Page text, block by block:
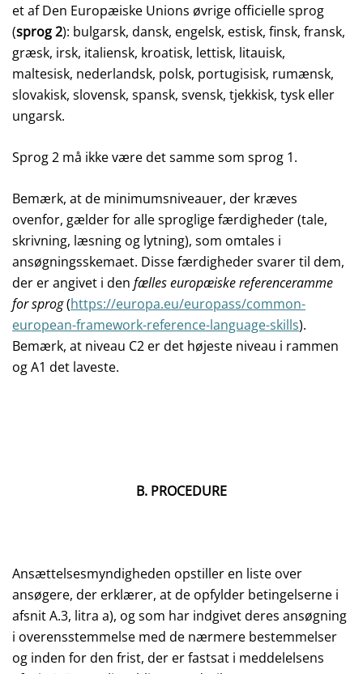
et af Den Europæiske Unions øvrige officielle sprog
(sprog 2): bulgarsk, dansk, engelsk, estisk, finsk, fransk,
græsk, irsk, italiensk, kroatisk, lettisk, litauisk,
maltesisk, nederlandsk, polsk, portugisisk, rumænsk,
slovakisk, slovensk, spansk, svensk, tjekkisk, tysk eller
ungarsk.
Sprog 2 må ikke være det samme som sprog 1.
Bemærk, at de minimumsniveauer, der kræves
ovenfor, gælder for alle sproglige færdigheder (tale,
skrivning, læsning og lytning), som omtales i
ansøgningsskemaet. Disse færdigheder svarer til dem,
der er angivet i den fælles europæiske referenceramme
for sprog(https://europa.eu/europass/common-
european-framework-reference-language-skills).
Bemærk, at niveau C2 er det højeste niveau i rammen
og A1 det laveste.
B. PROCEDURE
Ansættelsesmyndigheden opstiller en liste over
ansøgere, der erklærer, at de opfylder betingelserne i
afsnit A.3, litra a), og som har indgivet deres ansøgning
i overensstemmelse med de nærmere bestemmelser
og inden for den frist, der er fastsat i meddelelsens